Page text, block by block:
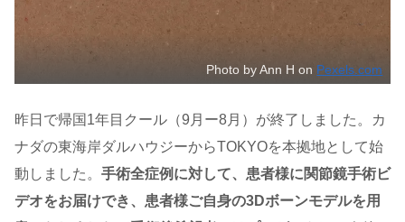
Photo by Ann H on Pexels.com
昨日で帰国1年目クール（9月ー8月）が終了しました。カ
ナダの東海岸ダルハウジーからTOKYOを本拠地として始
動しました。 手術全症例に対して、患者様に関節鏡手術ビ
デオをお届けでき、患者様ご自身の3Dボーンモデルを用